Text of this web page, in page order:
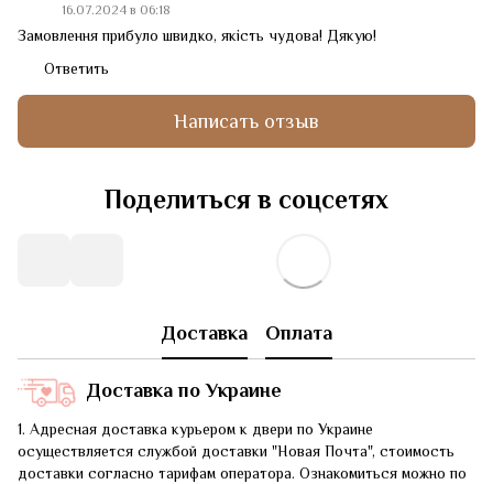
16.07.2024 в 06:18
Замовлення прибуло швидко, якість чудова! Дякую!
Ответить
Написать отзыв
Поделиться в соцсетях
Доставка Оплата
Доставка по Украине
1. Адресная доставка курьером к двери по Украине
осуществляется службой доставки "Новая Почта", стоимость
доставки согласно тарифам оператора. Ознакомиться можно по